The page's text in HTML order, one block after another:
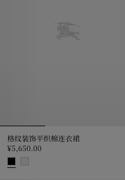
格纹装饰平织棉连衣裙
¥5,650.00